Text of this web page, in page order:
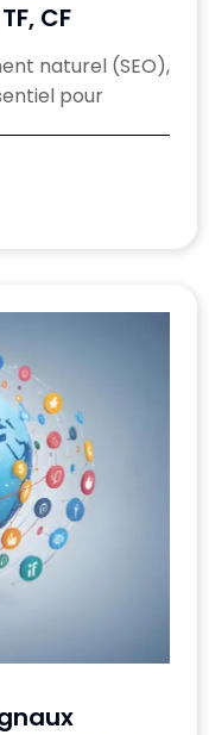
CF
naturel (SEO),
pour